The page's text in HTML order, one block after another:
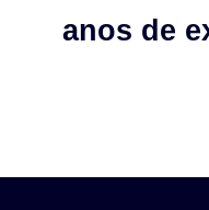
anos de